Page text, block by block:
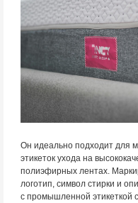
Он идеально подходит для
этикеток ухода на
полиэфирных лентах.
логотип, символ стирки и
с промышленной этикеткой